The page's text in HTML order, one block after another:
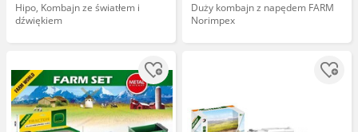
Hipo, Kombajn ze światłem i
dźwiękiem
Duży kombajn z napędem FARM
Norimpex